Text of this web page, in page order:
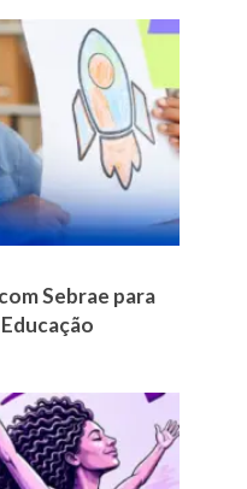
Sebrae para